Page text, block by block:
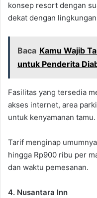
konsep resort dengan
dekat dengan
Baca Kamu Wajib
untuk Penderita
Fasilitas yang tersedia
akses internet, area
untuk kenyamanan tamu.
Tarif menginap
hingga Rp900 ribu per
dan waktu pemesanan.
4. Nusantara Inn